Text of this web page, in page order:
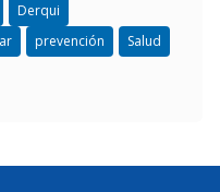
Derqui
prevención
Salud